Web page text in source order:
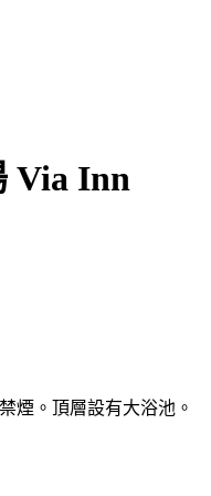
Via Inn
煙。頂層設有大浴池。